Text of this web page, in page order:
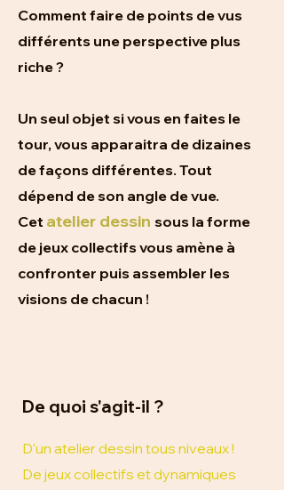
Comment faire de points de vus
différents une perspective plus
riche ?
Un seul objet si vous en faites le
tour, vous apparaitra de dizaines
de façons différentes. Tout
dépend de son angle de vue.
Cet atelier dessin sous la forme
de jeux collectifs vous amène à
confronter puis assembler les
visions de chacun !
De quoi s'agit-il ?
D'un atelier dessin tous niveaux !
De jeux collectifs et dynamiques